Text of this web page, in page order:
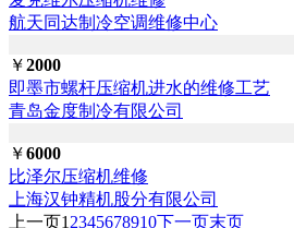
航天同达制冷空调维修中心
￥2000
即墨市螺杆压缩机进水的维修工艺
青岛金度制冷有限公司
￥6000
比泽尔压缩机维修
上海汉钟精机股分有限公司
上一页1 2345678910下一页末页